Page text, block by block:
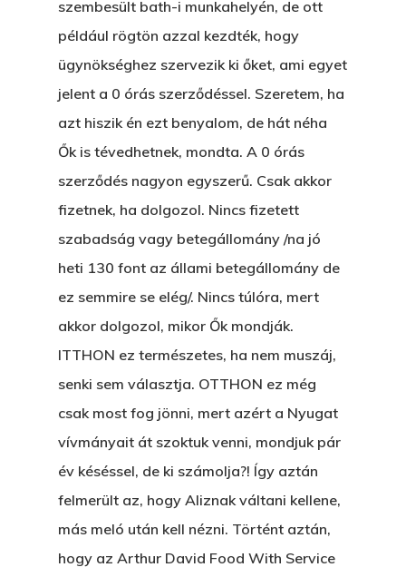
szembesült bath-i munkahelyén, de ott
például rögtön azzal kezdték, hogy
ügynökséghez szervezik ki őket, ami egyet
jelent a 0 órás szerződéssel. Szeretem, ha
azt hiszik én ezt benyalom, de hát néha
Ők is tévedhetnek, mondta. A 0 órás
szerződés nagyon egyszerű. Csak akkor
fizetnek, ha dolgozol. Nincs fizetett
szabadság vagy betegállomány /na jó
heti 130 font az állami betegállomány de
ez semmire se elég/. Nincs túlóra, mert
akkor dolgozol, mikor Ők mondják.
ITTHON ez természetes, ha nem muszáj,
senki sem választja. OTTHON ez még
csak most fog jönni, mert azért a Nyugat
vívmányait át szoktuk venni, mondjuk pár
év késéssel, de ki számolja?! Így aztán
felmerült az, hogy Aliznak váltani kellene,
más meló után kell nézni. Történt aztán,
hogy az Arthur David Food With Service